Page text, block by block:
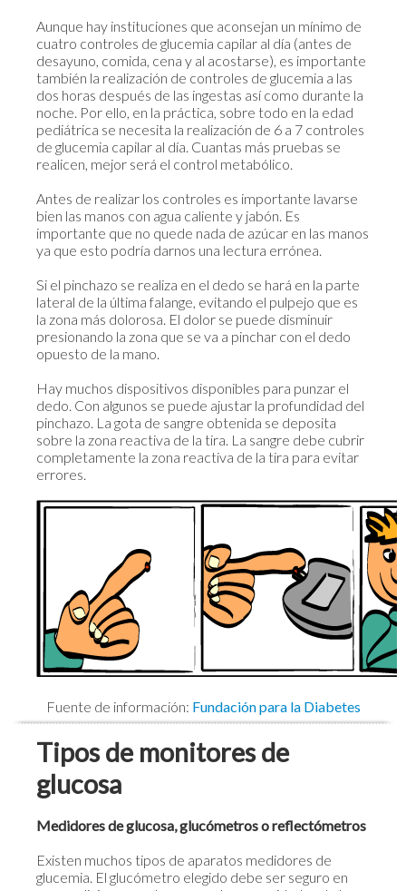
Aunque hay instituciones que aconsejan un mínimo de
cuatro controles de glucemia capilar al día (antes de
desayuno, comida, cena y al acostarse), es importante
también la realización de controles de glucemia a las
dos horas después de las ingestas así como durante la
noche. Por ello, en la práctica, sobre todo en la edad
pediátrica se necesita la realización de 6 a 7 controles
de glucemia capilar al día. Cuantas más pruebas se
realicen, mejor será el control metabólico.
Antes de realizar los controles es importante lavarse
bien las manos con agua caliente y jabón. Es
importante que no quede nada de azúcar en las manos
ya que esto podría darnos una lectura errónea.
Si el pinchazo se realiza en el dedo se hará en la parte
lateral de la última falange, evitando el pulpejo que es
la zona más dolorosa. El dolor se puede disminuir
presionando la zona que se va a pinchar con el dedo
opuesto de la mano.
Hay muchos dispositivos disponibles para punzar el
dedo. Con algunos se puede ajustar la profundidad del
pinchazo. La gota de sangre obtenida se deposita
sobre la zona reactiva de la tira. La sangre debe cubrir
completamente la zona reactiva de la tira para evitar
errores.
Fuente de información: Fundación para la Diabetes
Tipos de monitores de
glucosa
Medidores de glucosa, glucómetros o reflectómetros
Existen muchos tipos de aparatos medidores de
glucemia. El glucómetro elegido debe ser seguro en